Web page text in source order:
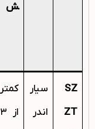
ش
SZ
ZT
سیار
اندر
کمتر
از ۳